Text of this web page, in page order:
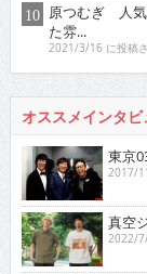
原つむぎ 人気
た雰...
2021/3/16 に投稿
オススメインタビ
東京
2017/
真空
2022/